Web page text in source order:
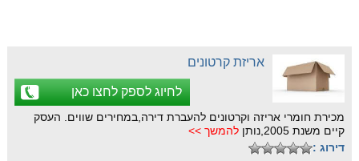
אריזת קרטונים
לחיוג לספק לחצו כאן
מכירת חומרי אריזה וקרטונים להעברת דירה,במחירים שווים. העסק
קיים משנת 2005,נותן
להמשך >>
דירוג :